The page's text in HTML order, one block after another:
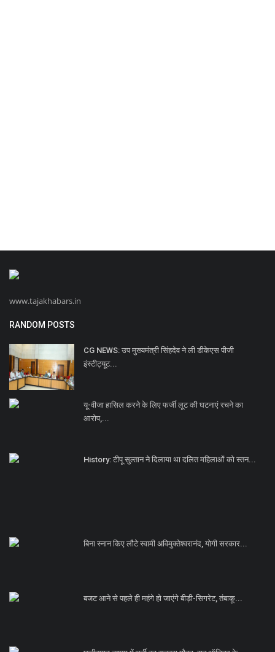
www.tajakhabars.in
RANDOM POSTS
CG NEWS: उप मुख्यमंत्री सिंहदेव ने ली डीकेएस पीजी
इंस्टीट्यूट...
यू-वीजा हासिल करने के लिए फर्जी लूट की घटनाएं रचने का
आरोप,...
History: टीपू सुल्तान ने दिलाया था दलित महिलाओं को स्तन...
बिना स्नान किए लौटे स्वामी अविमुक्तेश्वरानंद, योगी सरकार...
बजट आने से पहले ही महंगे हो जाएंगे बीड़ी-सिगरेट, तंबाकू...